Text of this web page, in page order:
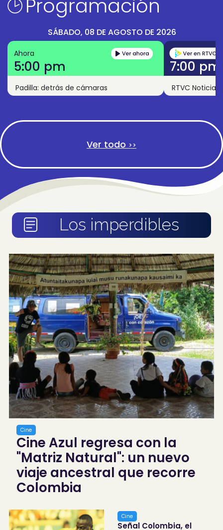
Programación
SÁBADO, 08 DE AGOSTO DE 2026
Ver todo >>
Ahora
5:00 pm
Padilla: detrás de cámaras
7:00 pm
RTVC Noticias
Los imperdibles
Cine
Cine Azul regresa con la
"Matriz Natural": un nuevo
viaje ancestral que recorre
Colombia
Cine
Señal Colombia, el